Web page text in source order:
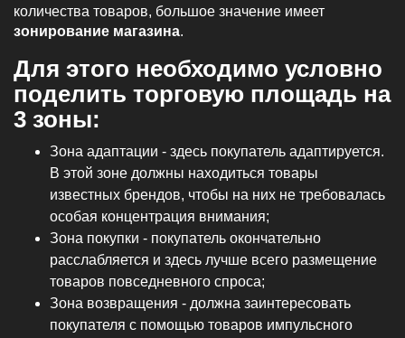
количества товаров, большое значение имеет
зонирование магазина.
Для этого необходимо условно
поделить торговую площадь на
3 зоны:
Зона адаптации - здесь покупатель адаптируется.
В этой зоне должны находиться товары
известных брендов, чтобы на них не требовалась
особая концентрация внимания;
Зона покупки - покупатель окончательно
расслабляется и здесь лучше всего размещение
товаров повседневного спроса;
Зона возвращения - должна заинтересовать
покупателя с помощью товаров импульсного